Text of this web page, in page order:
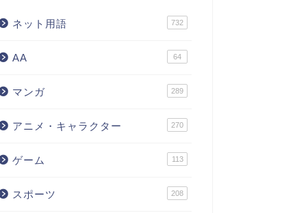
ネット用語 732
AA 64
マンガ 289
アニメ・キャラクター 270
ゲーム 113
スポーツ 208